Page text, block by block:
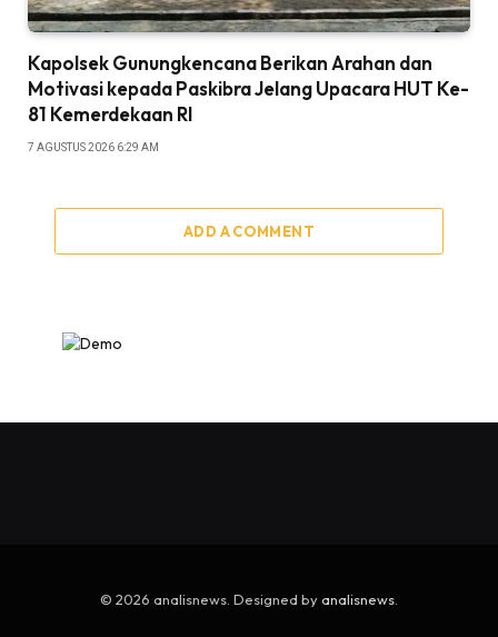
‎Kapolsek Gunungkencana Berikan Arahan dan
Motivasi kepada Paskibra Jelang Upacara HUT Ke-
81 Kemerdekaan RI
7 AGUSTUS 2026 6:29 AM
ADD A COMMENT
© 2026 analisnews. Designed by analisnews